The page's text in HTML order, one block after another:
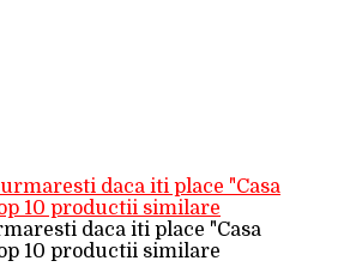
daca iti place "Casa
10 productii similare